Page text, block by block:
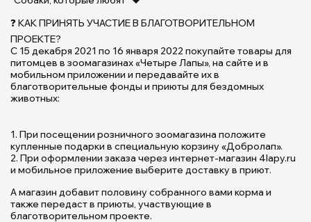
❓ КАК ПРИНЯТЬ УЧАСТИЕ В БЛАГОТВОРИТЕЛЬНОМ
ПРОЕКТЕ?
С 15 декабря 2021 по 16 января 2022 покупайте товары для
питомцев в зоомагазинах «Четыре Лапы», на сайте и в
мобильном приложении и передавайте их в
благотворительные фонды и приюты для бездомных
животных:
1. При посещении розничного зоомагазина положите
купленные подарки в специальную корзину «Добролап».
2. При оформлении заказа через интернет-магазин 4lapy.ru
и мобильное приложение выберите доставку в приют.
А магазин добавит половину собранного вами корма и
также передаст в приюты, участвующие в
благотворительном проекте.